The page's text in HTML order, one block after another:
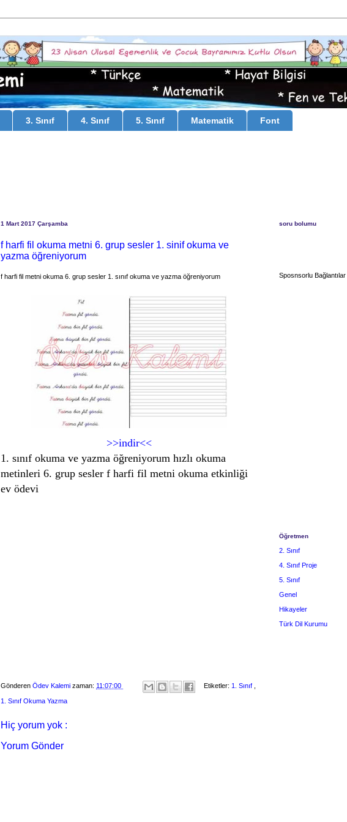
3. Sınıf 4. Sınıf 5. Sınıf Matematik Font
1 Mart 2017 Çarşamba
f harfi fil okuma metni 6. grup sesler 1. sinif okuma ve
yazma öğreniyorum
f harfi fil metni okuma 6. grup sesler 1. sınıf okuma ve yazma öğreniyorum
>>indir<<
1. sınıf okuma ve yazma öğreniyorum hızlı okuma
metinleri 6. grup sesler f harfi fil metni okuma etkinliği
ev ödevi
Gönderen Ödev Kalemi zaman: 11:07:00 Etiketler: 1. Sınıf
1. Sınıf Okuma Yazma
Hiç yorum yok :
Yorum Gönder
soru bolumu
Sposnsorlu Bağlantılar
Öğretmen
2. Sınıf
4. Sınıf Proje
5. Sınıf
Genel
Hikayeler
Türk Dil Kurumu